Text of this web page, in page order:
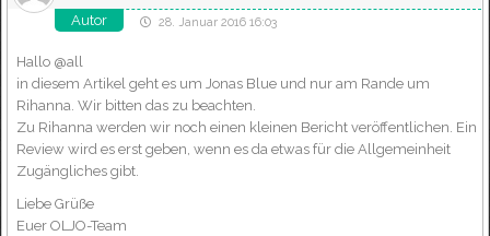
Autor 28. Januar 2016 16:03
Hallo @all
in diesem Artikel geht es um Jonas Blue und nur am Rande um
Rihanna. Wir bitten das zu beachten.
Zu Rihanna werden wir noch einen kleinen Bericht veröffentlichen. Ein
Review wird es erst geben, wenn es da etwas für die Allgemeinheit
Zugängliches gibt.
Liebe Grüße
Euer OLJO-Team